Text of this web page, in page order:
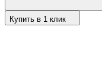
Купить в 1 клик